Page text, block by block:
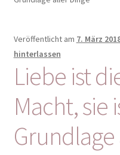
CLAUDIA TAVERNA
Woman-Circle
Erfahrungen
Warenkorb
Veröffentlicht am 7. März
hinterlassen
Liebe ist
Macht, sie